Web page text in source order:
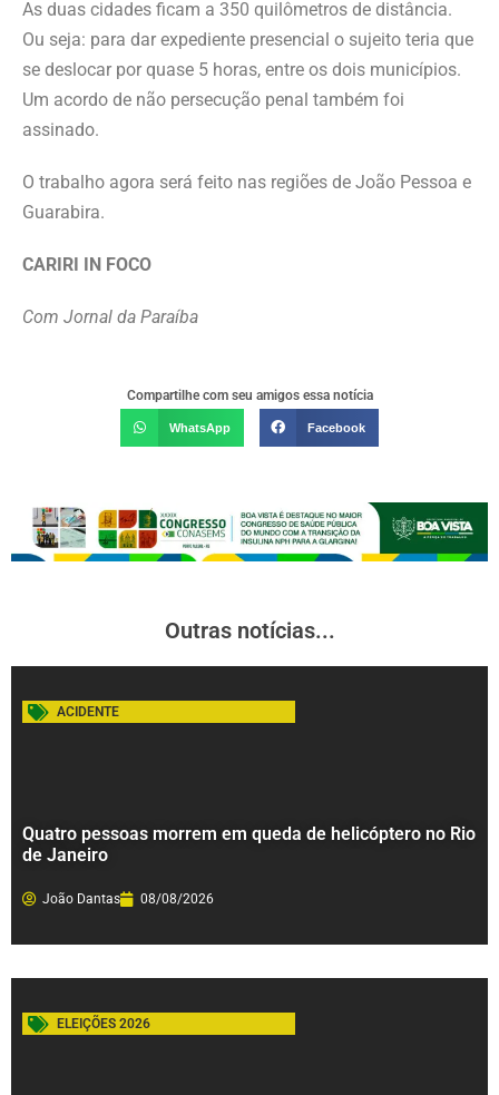
As duas cidades ficam a 350 quilômetros de distância.
Ou seja: para dar expediente presencial o sujeito teria que
se deslocar por quase 5 horas, entre os dois municípios.
Um acordo de não persecução penal também foi
assinado.
O trabalho agora será feito nas regiões de João Pessoa e
Guarabira.
CARIRI IN FOCO
Com Jornal da Paraíba
Compartilhe com seu amigos essa notícia
WhatsApp Facebook
Outras notícias...
ACIDENTE
Quatro pessoas morrem em queda de helicóptero no Rio
de Janeiro
João Dantas 08/08/2026
ELEIÇÕES 2026